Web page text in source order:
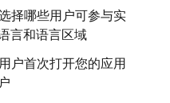
择哪些用户可参与实
言和语言区域
户首次打开您的应用